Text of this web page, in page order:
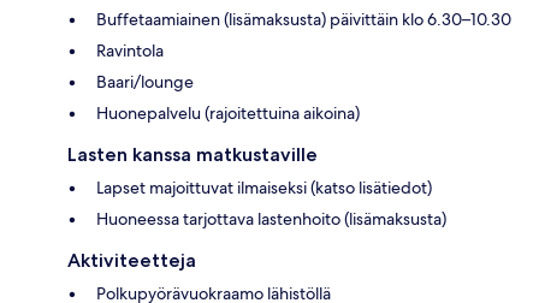
Buffetaamiainen (lisämaksusta) päivittäin klo 6.30–10.30
Ravintola
Baari/lounge
Huonepalvelu (rajoitettuina aikoina)
Lasten kanssa matkustaville
Lapset majoittuvat ilmaiseksi (katso lisätiedot)
Huoneessa tarjottava lastenhoito (lisämaksusta)
Aktiviteetteja
Polkupyörävuokraamo lähistöllä